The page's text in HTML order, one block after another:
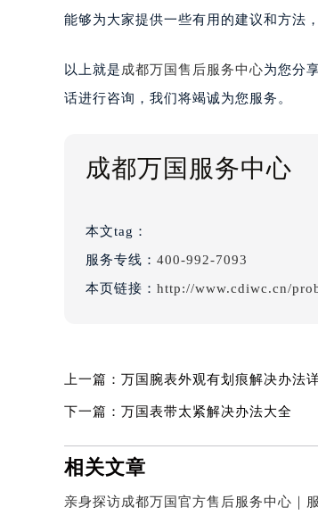
能够为大家提供一些有用的建议和方法
以上就是 成都万国售后服务中心为您分
话进行咨询，我们将竭诚为您服务。
成都万国服务中心
本文tag：
服务专线： 400-992-7093
本页链接： http://www.cdiwc.cn/
上一篇： 万国腕表外观有划痕解决办法
下一篇： 万国表带太紧解决办法大全
相关文章